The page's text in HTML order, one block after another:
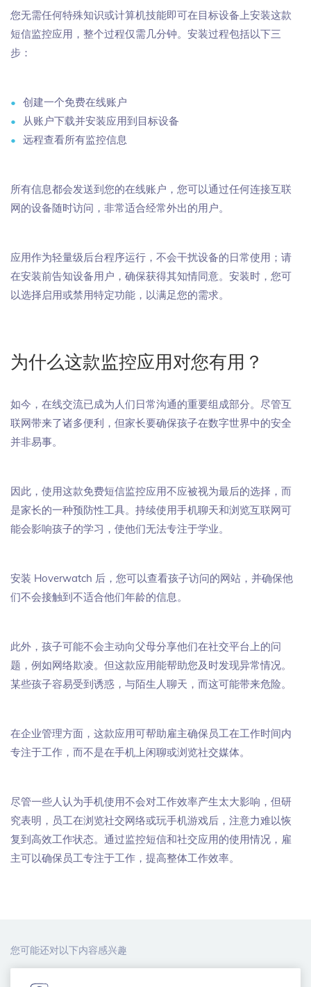
您无需任何特殊知识或计算机技能即可在目标设备上安装这款
短信监控应用，整个过程仅需几分钟。安装过程包括以下三
步：
创建一个免费在线账户
从账户下载并安装应用到目标设备
远程查看所有监控信息
所有信息都会发送到您的在线账户，您可以通过任何连接互联
网的设备随时访问，非常适合经常外出的用户。
应用作为轻量级后台程序运行，不会干扰设备的日常使用；请
在安装前告知设备用户，确保获得其知情同意。安装时，您可
以选择启用或禁用特定功能，以满足您的需求。
为什么这款监控应用对您有用？
如今，在线交流已成为人们日常沟通的重要组成部分。尽管互
联网带来了诸多便利，但家长要确保孩子在数字世界中的安全
并非易事。
因此，使用这款免费短信监控应用不应被视为最后的选择，而
是家长的一种预防性工具。持续使用手机聊天和浏览互联网可
能会影响孩子的学习，使他们无法专注于学业。
安装 Hoverwatch 后，您可以查看孩子访问的网站，并确保他
们不会接触到不适合他们年龄的信息。
此外，孩子可能不会主动向父母分享他们在社交平台上的问
题，例如网络欺凌。但这款应用能帮助您及时发现异常情况。
某些孩子容易受到诱惑，与陌生人聊天，而这可能带来危险。
在企业管理方面，这款应用可帮助雇主确保员工在工作时间内
专注于工作，而不是在手机上闲聊或浏览社交媒体。
尽管一些人认为手机使用不会对工作效率产生太大影响，但研
究表明，员工在浏览社交网络或玩手机游戏后，注意力难以恢
复到高效工作状态。通过监控短信和社交应用的使用情况，雇
主可以确保员工专注于工作，提高整体工作效率。
您可能还对以下内容感兴趣